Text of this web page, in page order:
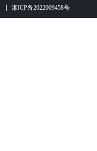
湘ICP备2022009458号